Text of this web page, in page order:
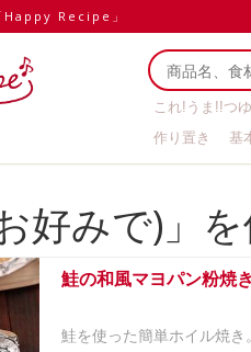
Happy Recipe」
これ!うま!!つゆ
作り置き
基
好みで)」
鮭の和風マヨパン粉焼き
鮭を使った簡単ホイル焼き